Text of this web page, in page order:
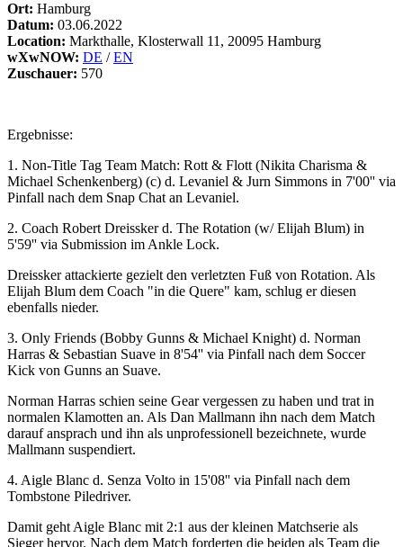
Ort: Hamburg
Datum: 03.06.2022
Location: Markthalle, Klosterwall 11, 20095 Hamburg
wXwNOW: DE /EN
Zuschauer: 570
Ergebnisse:
1. Non-Title Tag Team Match: Rott & Flott (Nikita Charisma &
Michael Schenkenberg) (c) d. Levaniel & Jurn Simmons in 7'00'' via
Pinfall nach dem Snap Chat an Levaniel.
2. Coach Robert Dreissker d. The Rotation (w/ Elijah Blum) in
5'59'' via Submission im Ankle Lock.
Dreissker attackierte gezielt den verletzten Fuß von Rotation. Als
Elijah Blum dem Coach "in die Quere" kam, schlug er diesen
ebenfalls nieder.
3. Only Friends (Bobby Gunns & Michael Knight) d. Norman
Harras & Sebastian Suave in 8'54'' via Pinfall nach dem Soccer
Kick von Gunns an Suave.
Norman Harras schien seine Gear vergessen zu haben und trat in
normalen Klamotten an. Als Dan Mallmann ihn nach dem Match
darauf ansprach und ihn als unprofessionell bezeichnete, wurde
Mallmann suspendiert.
4. Aigle Blanc d. Senza Volto in 15'08'' via Pinfall nach dem
Tombstone Piledriver.
Damit geht Aigle Blanc mit 2:1 aus der kleinen Matchserie als
Sieger hervor. Nach dem Match forderten die beiden als Team die